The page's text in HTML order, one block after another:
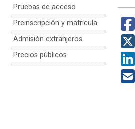
Pruebas de acceso
Preinscripción y matrícula
Admisión extranjeros
Precios públicos